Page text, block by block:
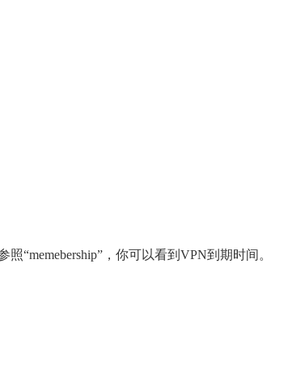
照“memebership”，你可以看到 VPN到期时间。